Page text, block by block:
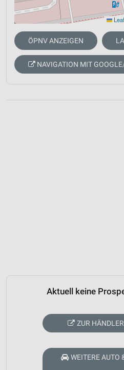
ÖPNV ANZEIGEN
NAVIGATION MIT
Aktuell keine
ZUR
WEITERE AUTO